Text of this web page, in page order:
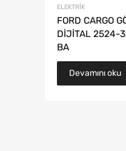
ELEKTRIK
FORD CARGO
DİJİTAL 2524-
BA
Devamını oku